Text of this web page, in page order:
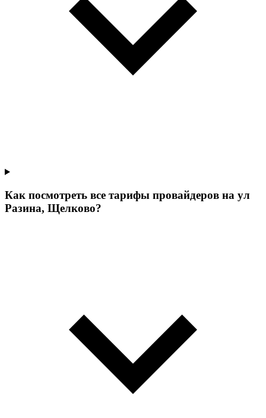
Как посмотреть все тарифы провайдеров на ул
Разина, Щелково?